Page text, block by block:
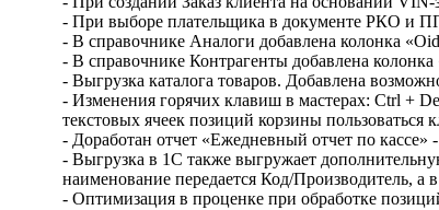
- При выборе плательщика в документе РКО и
- В справочнике Аналоги добавлена колонка
- В справочнике Контрагенты добавлена
- Выгрузка каталога товаров. Добавлена
- Изменения горячих клавиш в мастерах: Ctrl +
текстовых ячеек позиций корзины пользоваться
- Доработан отчет «Ежедневный отчет по
- Выгрузка в 1С также выгружает
наименование передается Код/Производитель, а
- Оптимизация в проценке при обработке